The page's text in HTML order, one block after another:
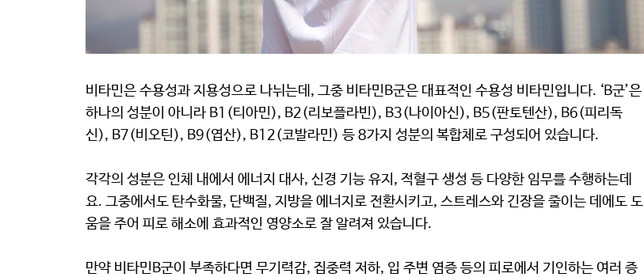
비타민은 수용성과 지용성으로 나뉘는데, 그중 비타민B군은 대표적인 수용성 비타민입니다. ‘B군’은
하나의 성분이 아니라 B1(티아민), B2(리보플라빈), B3(나이아신), B5(판토텐산), B6(피리독
신), B7(비오틴), B9(엽산), B12(코발라민) 등 8가지 성분의 복합체로 구성되어 있습니다.
각각의 성분은 인체 내에서 에너지 대사, 신경 기능 유지, 적혈구 생성 등 다양한 임무를 수행하는데
요. 그중에서도 탄수화물, 단백질, 지방을 에너지로 전환시키고, 스트레스와 긴장을 줄이는 데에도 도
움을 주어 피로 해소에 효과적인 영양소로 잘 알려져 있습니다.
만약 비타민B군이 부족하다면 무기력감, 집중력 저하, 입 주변 염증 등의 피로에서 기인하는 여러 증